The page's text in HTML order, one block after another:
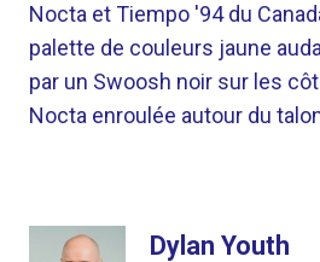
Nocta et Tiempo '94 du
palette de couleurs jaune
par un Swoosh noir sur les
Nocta enroulée autour du
Dylan Youth